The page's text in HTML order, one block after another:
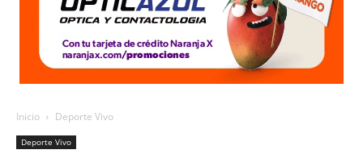
Inicio Deporte Vivo
Deporte Vivo